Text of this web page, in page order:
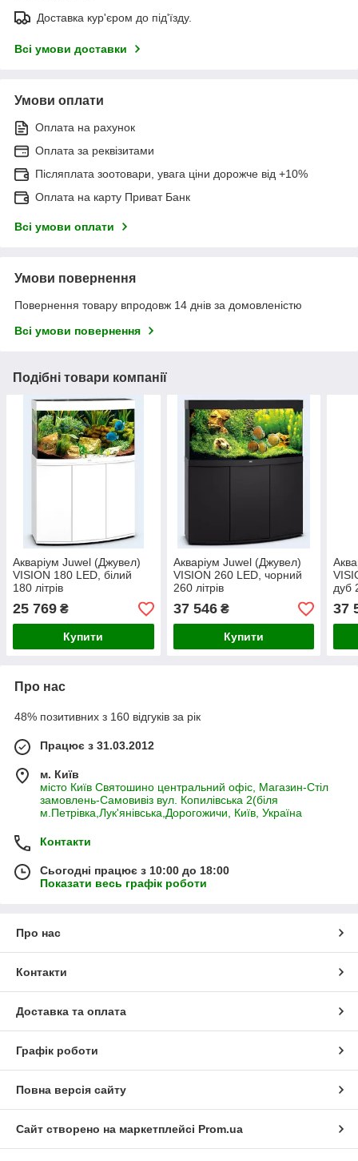
Доставка кур'єром до під'їзду.
Всі умови доставки
Умови оплати
Оплата на рахунок
Оплата за реквізитами
Післяплата зоотовари, увага ціни дорожче від +10%
Оплата на карту Приват Банк
Всі умови оплати
Умови повернення
Повернення товару впродовж 14 днів за домовленістю
Всі умови повернення
Подібні товари компанії
Акваріум Juwel (Джувел)
VISION 180 LED, білий
180 літрів
25 769 ₴
Купити
Акваріум Juwel (Джувел)
VISION 260 LED, чорний
260 літрів
37 546₴
Купити
дуб
37
Про нас
48% позитивних з 160 відгуків за рік
Працює з 31.03.2012
м. Київ
місто Київ Святошино центральний офіс, Магазин-Стіл
замовлень-Самовивіз вул. Копилівська 2(біля
м.Петрівка,Лук'янівська,Дорогожичи, Київ, Україна
Контакти
Сьогодні працює з 10:00 до 18:00
Показати весь графік роботи
Про нас
Контакти
Доставка та оплата
Графік роботи
Повна версія сайту
Сайт створено на маркетплейсі Prom.ua